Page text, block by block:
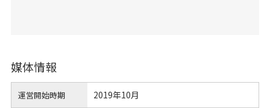
媒体情報
運営開始時期 2019年10月